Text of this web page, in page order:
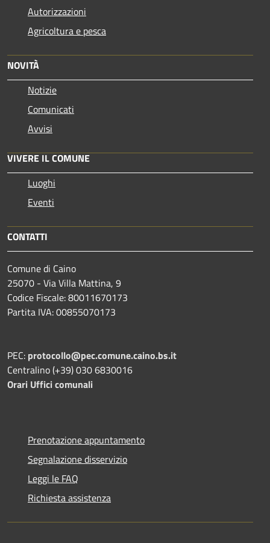
Autorizzazioni
Agricoltura e pesca
NOVITÀ
Notizie
Comunicati
Avvisi
VIVERE IL COMUNE
Luoghi
Eventi
CONTATTI
Comune di Caino
25070 - Via Villa Mattina, 9
Codice Fiscale: 80011670173
Partita IVA: 00855070173
PEC: protocollo@pec.comune.caino.bs.it
Centralino (+39) 030 6830016
Orari Uffici comunali
Prenotazione appuntamento
Segnalazione disservizio
Leggi le FAQ
Richiesta assistenza